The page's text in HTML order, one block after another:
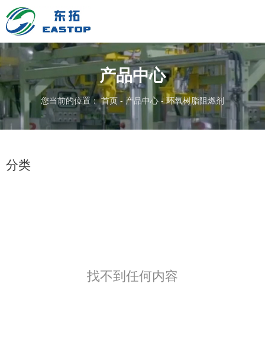
产品中心
您当前的位置： 首页 - 产品中心 -环氧树脂阻燃剂
分类
找不到任何内容